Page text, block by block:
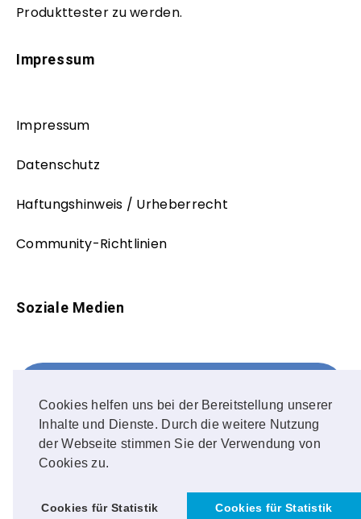
Cookies helfen uns bei der Bereitstellung unserer
Inhalte und Dienste. Durch die weitere Nutzung
der Webseite stimmen Sie der Verwendung von
Cookies zu.
Cookies für Statistik Cookies für Statistik
Produkttester zu werden.
Impressum
Impressum
Datenschutz
Haftungshinweis / Urheberrecht
Community-Richtlinien
Soziale Medien
FOLLOW ME!
Instagram
OUR PHOTOS!